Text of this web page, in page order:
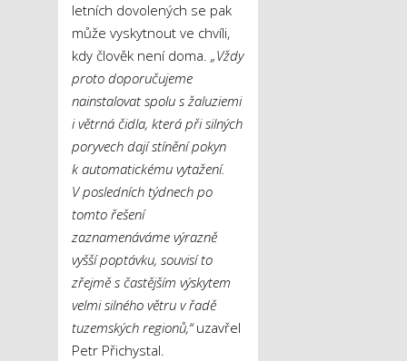
letních dovolených se pak
může vyskytnout ve chvíli,
kdy člověk není doma. „Vždy
proto doporučujeme
nainstalovat spolu s žaluziemi
i větrná čidla, která při silných
poryvech dají stínění pokyn
k automatickému vytažení.
V posledních týdnech po
tomto řešení
zaznamenáváme výrazně
vyšší poptávku, souvisí to
zřejmě s častějším výskytem
velmi silného větru v řadě
tuzemských regionů,“uzavřel
Petr Přichystal.